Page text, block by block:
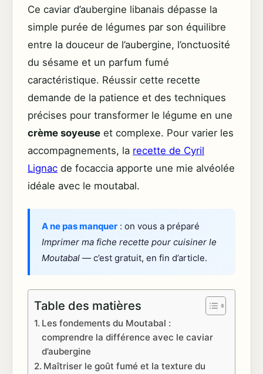
Ce caviar d’aubergine libanais dépasse la
simple purée de légumes par son équilibre
entre la douceur de l’aubergine, l’onctuosité
du sésame et un parfum fumé
caractéristique. Réussir cette recette
demande de la patience et des techniques
précises pour transformer le légume en une
crème soyeuse et complexe. Pour varier les
accompagnements, la recette de Cyril
Lignac de focaccia apporte une mie alvéolée
idéale avec le moutabal.
A ne pas manquer : on vous a préparé
Imprimer ma fiche recette pour cuisiner le
Moutabal — c’est gratuit, en fin d’article.
Table des matières
Les fondements du Moutabal :
comprendre la différence avec le caviar
d’aubergine
Maîtriser le goût fumé et la texture du